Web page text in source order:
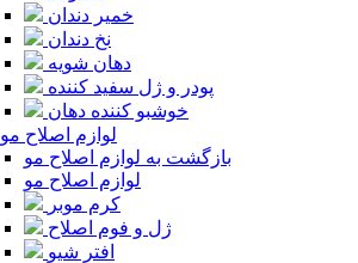
خمیر دندان
نخ دندان
دهان شویه
پودر و ژل سفید کننده
خوشبو کننده دهان
لوازم اصلاح مو
بازگشت به لوازم اصلاح مو
لوازم اصلاح مو
کرم موبر
ژل و فوم اصلاح
افتر شیو